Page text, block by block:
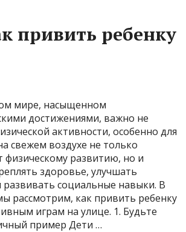
привить ребенку
мире, насыщенном
достижениями, важно не
активности, особенно для
свежем воздухе не только
физическому развитию, но и
здоровье, улучшать
развивать социальные навыки. В
рассмотрим, как привить ребенку
играм на улице. 1. Будьте
пример Дети …